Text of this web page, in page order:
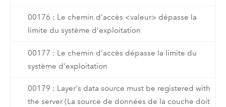
00176 : Le chemin d'accès <valeur> dépasse la
limite du système d'exploitation
00177 : Le chemin d'accès dépasse la limite du
système d'exploitation
00179 : Layer's data source must be registered with
the server (La source de données de la couche doit